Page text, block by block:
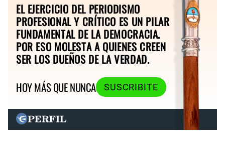
EL EJERCICIO DEL PERIODISMO
PROFESIONAL Y CRÍTICO ES UN PILAR
FUNDAMENTAL DE LA DEMOCRACIA.
POR ESO MOLESTA A QUIENES CREEN
SER LOS DUEÑOS DE LA VERDAD.
HOY MÁS QUE NUNCA
SUSCRIBITE